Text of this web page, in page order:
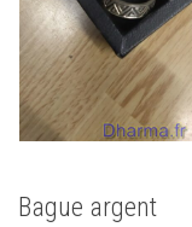
Bague argent